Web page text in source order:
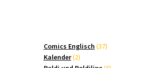
Comics Englisch 3737
Kalender 22